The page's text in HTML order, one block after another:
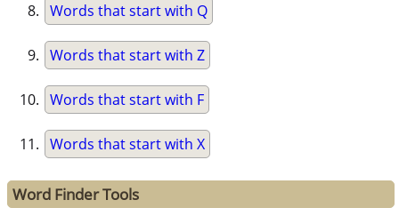
Words that start with Q
Words that start with Z
Words that start with F
Words that start with X
Word Finder Tools